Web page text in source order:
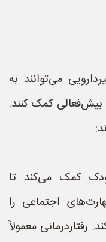
می‌توانند به
بیش‌فعالی کمک کنند.
کمک می‌کند تا
اجتماعی را
رفتاردرمانی معمولاً